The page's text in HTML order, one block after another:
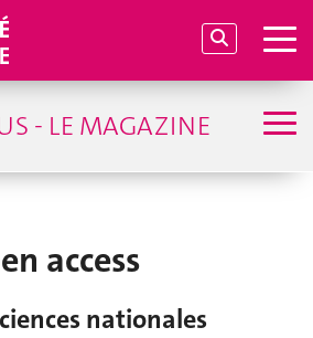
- LE MAGAZINE
access
nationales